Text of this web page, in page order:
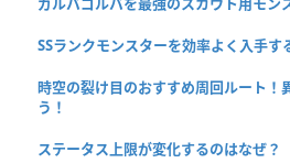
SSランクモンスターを効率よく入手す
時空の裂け目のおすすめ周回ルート！
う！
ステータス上限が変化するのはなぜ？